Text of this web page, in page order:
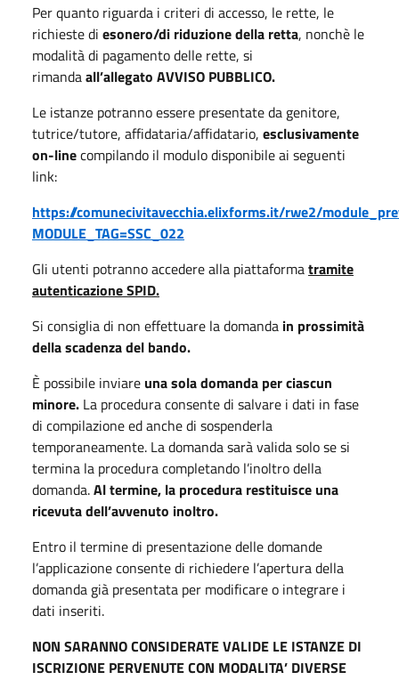
Per quanto riguarda i criteri di accesso, le rette, le
richieste di esonero/di riduzione della retta, nonchè le
modalità di pagamento delle rette, si
rimandaall’allegato AVVISO PUBBLICO.
Le istanze potranno essere presentate da genitore,
tutrice/tutore, affidataria/affidatario, esclusivamente
on-linecompilando il modulo disponibile ai seguenti
link:
https://comunecivitavecchia.elixforms.it/rwe2/
MODULE_TAG=SSC_022
Gli utenti potranno accedere alla piattaformatramite
autenticazione SPID.
Si consiglia di non effettuare la domanda in prossimità
della scadenza del bando.
È possibile inviare una sola domanda per ciascun
minore. La procedura consente di salvare i dati in fase
di compilazione ed anche di sospenderla
temporaneamente. La domanda sarà valida solo se si
termina la procedura completando l’inoltro della
domanda.Al termine, la procedura restituisce una
ricevuta dell’avvenuto inoltro.
Entro il termine di presentazione delle domande
l’applicazione consente di richiedere l’apertura della
domanda già presentata per modificare o integrare i
dati inseriti.
NON SARANNO CONSIDERATE VALIDE LE ISTANZE DI
ISCRIZIONE PERVENUTE CON MODALITA’ DIVERSE